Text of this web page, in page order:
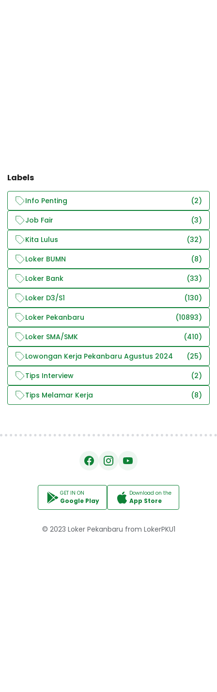
Labels
Info Penting
(2)
Job Fair
(3)
Kita Lulus
(32)
Loker BUMN
(8)
Loker Bank
(33)
Loker D3/S1
(130)
Loker Pekanbaru
(10893)
Loker SMA/SMK
(410)
Lowongan Kerja Pekanbaru Agustus 2024
(25)
Tips Interview
(2)
Tips Melamar Kerja
(8)
GET IN ON
Google Play
Download on the
App Store
© 2023 Loker Pekanbaru from LokerPKU1